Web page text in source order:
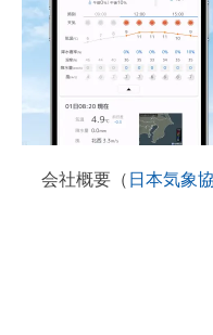
会社概要（ 日本気象